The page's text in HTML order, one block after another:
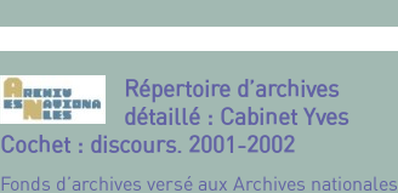
Répertoire d’archives
détaillé : Cabinet Yves
Cochet : discours. 2001-2002
Fonds d’archives versé aux Archives nationales